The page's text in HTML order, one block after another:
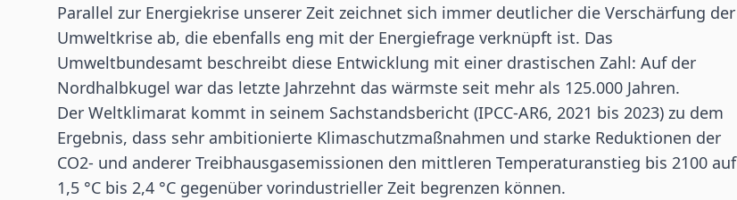
Parallel zur Energiekrise unserer Zeit zeichnet sich immer deutlicher die Verschärfung der
Umweltkrise ab, die ebenfalls eng mit der Energiefrage verknüpft ist. Das
Umweltbundesamt beschreibt diese Entwicklung mit einer drastischen Zahl: Auf der
Nordhalbkugel war das letzte Jahrzehnt das wärmste seit mehr als 125.000 Jahren.
Der Weltklimarat kommt in seinem Sachstandsbericht (IPCC-AR6, 2021 bis 2023) zu dem
Ergebnis, dass sehr ambitionierte Klimaschutzmaßnahmen und starke Reduktionen der
CO2- und anderer Treibhausgasemissionen den mittleren Temperaturanstieg bis 2100 auf
1,5 °C bis 2,4 °C gegenüber vorindustrieller Zeit begrenzen können.